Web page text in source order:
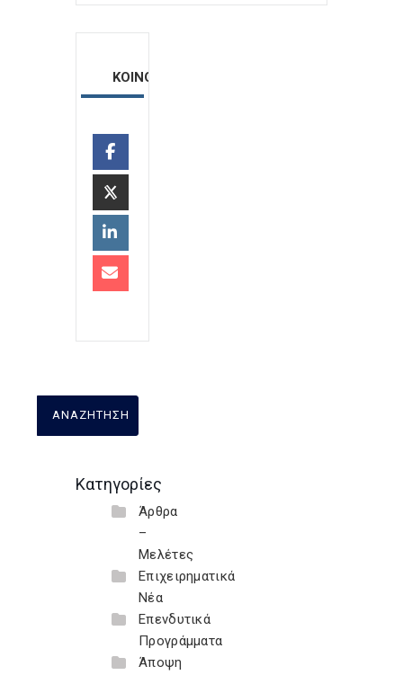
ΚΟΙΝΟΠΟΙΗΣΗ
Κατηγορίες
Άρθρα
–
Μελέτες
Επιχειρηματικά
Νέα
Επενδυτικά
Προγράμματα
Άποψη